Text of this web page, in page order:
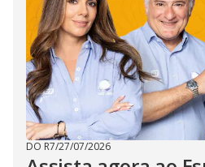
DO R7/27/07/2026